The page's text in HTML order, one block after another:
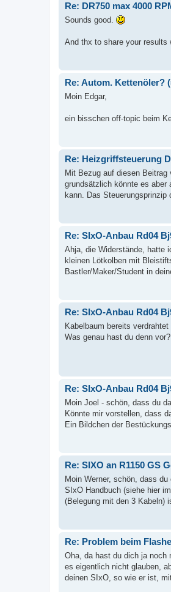
Re: DR750 max 4000
Sounds good.
And thx to share your results
Re: Autom. Kettenöler?
Moin Edgar,
ein bisschen off-topic beim
Re: Heizgriffsteuerung
Mit Bezug auf diesen Beitrag
grundsätzlich könnte es aber
kann. Das Steuerungsprinzip
Re: SIxO-Anbau Rd04
Ahja, die Widerstände, hatte
kleinen Lötkolben mit
Bastler/Maker/Student in
Re: SIxO-Anbau Rd04
Kabelbaum bereits
Was genau hast du denn vor?
Re: SIxO-Anbau Rd04
Moin Joel - schön, dass du
Könnte mir vorstellen, dass
Ein Bildchen der
Re: SIXO an R1150 GS
Moin Werner, schön, dass
SIxO Handbuch (siehe hier
(Belegung mit den 3 Kabeln)
Re: Problem beim
Oha, da hast du dich ja
es eigentlich nicht glauben,
deinen SIxO, so wie er ist, mit